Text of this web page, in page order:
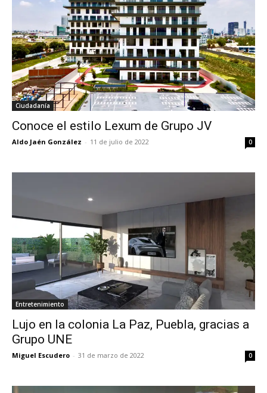
Ciudadanía
Conoce el estilo Lexum de Grupo JV
Aldo Jaén González - 11 de julio de 2022 0
Entretenimiento
Lujo en la colonia La Paz, Puebla, gracias a
Grupo UNE
Miguel Escudero - 31 de marzo de 2022 0